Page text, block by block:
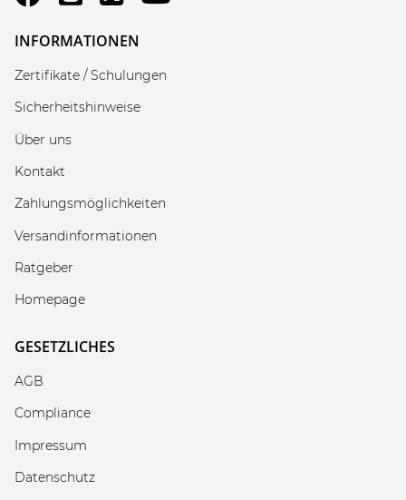
INFORMATIONEN
Zertifikate / Schulungen
Sicherheitshinweise
Über uns
Kontakt
Zahlungsmöglichkeiten
Versandinformationen
Ratgeber
Homepage
GESETZLICHES
AGB
Compliance
Impressum
Datenschutz